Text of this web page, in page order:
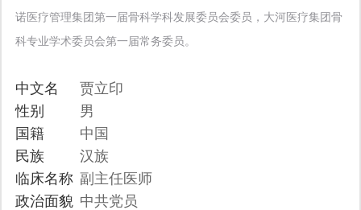
诺医疗管理集团第一届骨科学科发展委员会委员，大河医疗集团骨
科专业学术委员会第一届常务委员。
中文名
贾立印
性别
男
国籍
中国
民族
汉族
临床名称 副主任医师
政治面貌 中共党员